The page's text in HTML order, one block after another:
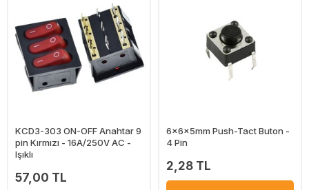
KCD3-303 ON-OFF Anahtar 9
pin Kırmızı - 16A/250V AC -
Işıklı
57,00 TL
6x6x5mm Push-Tact Buton -
4 Pin
2,28 TL